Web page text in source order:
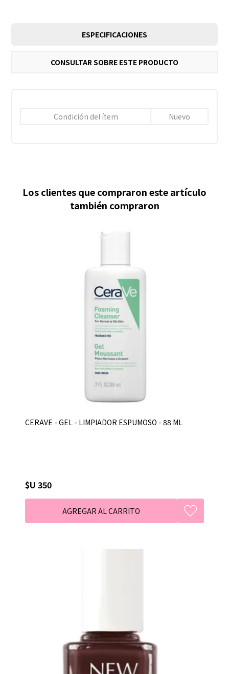
ESPECIFICACIONES
CONSULTAR SOBRE ESTE PRODUCTO
Condición del ítem Nuevo
Los clientes que compraron este artículo
también compraron
CERAVE - GEL - LIMPIADOR ESPUMOSO - 88 ML
$U 350